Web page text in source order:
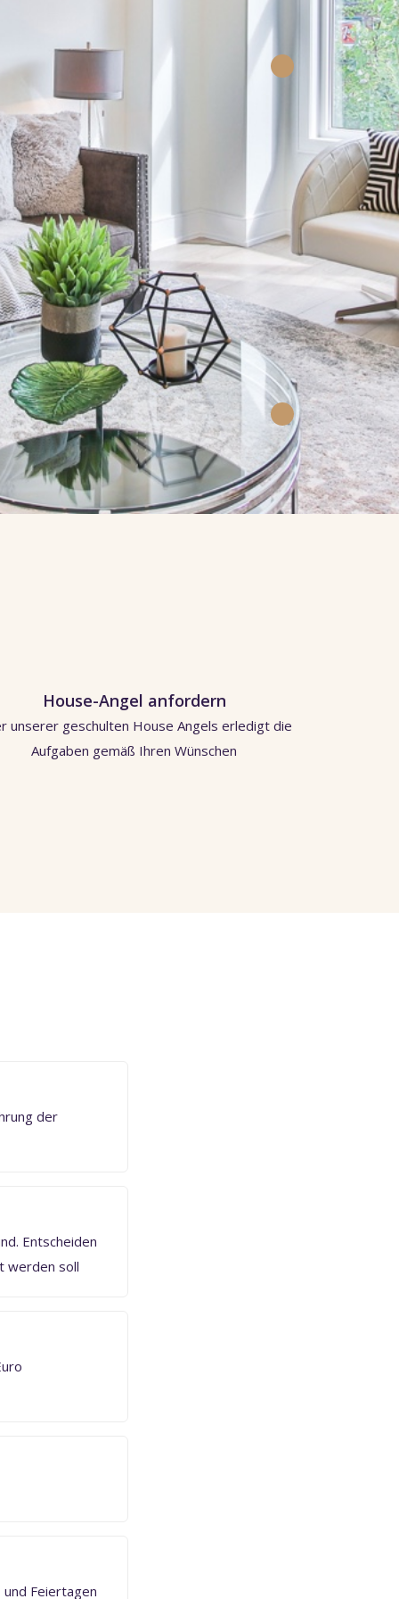
House-Angel anfordern
unserer geschulten House Angels erledigt die
Aufgaben gemäß Ihren Wünschen
der
Entscheiden
werden soll
Feiertagen